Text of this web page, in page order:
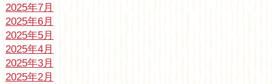
2025年7月
2025年6月
2025年5月
2025年4月
2025年3月
2025年2月